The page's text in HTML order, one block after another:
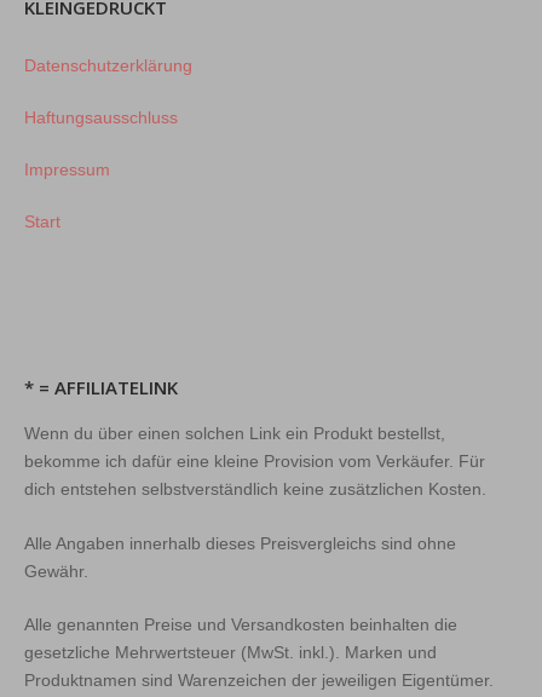
KLEINGEDRUCKT
Datenschutzerklärung
Haftungsausschluss
Impressum
Start
* = AFFILIATELINK
Wenn du über einen solchen Link ein Produkt bestellst,
bekomme ich dafür eine kleine Provision vom Verkäufer. Für
dich entstehen selbstverständlich keine zusätzlichen Kosten.
Alle Angaben innerhalb dieses Preisvergleichs sind ohne
Gewähr.
Alle genannten Preise und Versandkosten beinhalten die
gesetzliche Mehrwertsteuer (MwSt. inkl.). Marken und
Produktnamen sind Warenzeichen der jeweiligen Eigentümer.